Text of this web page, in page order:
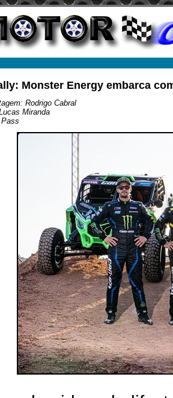
Monster Energy embarca
Rodrigo Cabral
Miranda